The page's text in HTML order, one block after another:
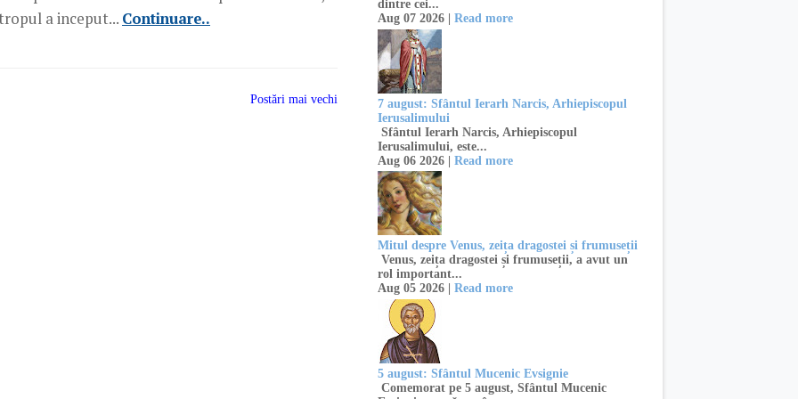
a inceput... Continuare..
Postări mai vechi
dintre cei...
Aug 07 2026 | Read more
7 august: Sfântul Ierarh Narcis, Arhiepiscopul
Ierusalimului
Sfântul Ierarh Narcis, Arhiepiscopul
Ierusalimului, este...
Aug 06 2026 | Read more
Mitul despre Venus, zeița dragostei și frumuseții
Venus, zeița dragostei și frumuseții, a avut un
rol important...
Aug 05 2026 | Read more
5 august: Sfântul Mucenic Evsignie
Comemorat pe 5 august, Sfântul Mucenic